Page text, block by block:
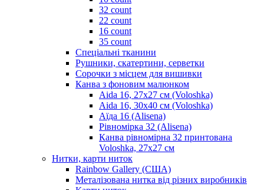
32 count
22 count
16 count
35 count
Спеціальні тканини
Рушники, скатертини, серветки
Сорочки з місцем для вишивки
Канва з фоновим малюнком
Aida 16, 27х27 см (Voloshka)
Aida 16, 30х40 см (Voloshka)
Аїда 16 (Alisena)
Рівномірка 32 (Alisena)
Канва рівномірна 32 принтована
Voloshka, 27х27 см
Нитки, карти ниток
Rainbow Gallery (США)
Металізована нитка від різних виробників